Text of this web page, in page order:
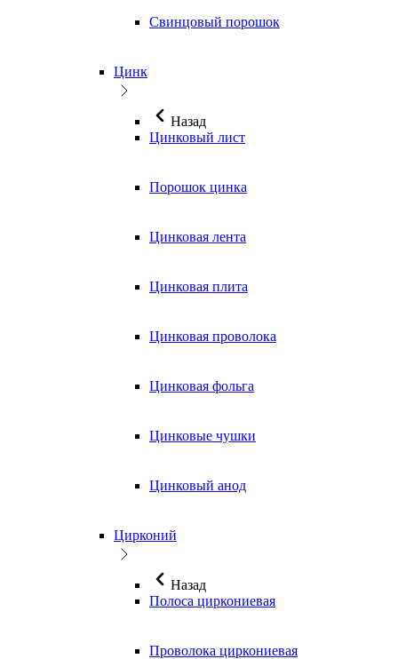
Свинцовый порошок
Цинк
Назад
Цинковый лист
Порошок цинка
Цинковая лента
Цинковая плита
Цинковая проволока
Цинковая фольга
Цинковые чушки
Цинковый анод
Цирконий
Назад
Полоса циркониевая
Проволока циркониевая